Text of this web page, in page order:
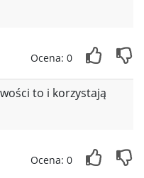
Ocena: 0
to i korzystają
Ocena: 0